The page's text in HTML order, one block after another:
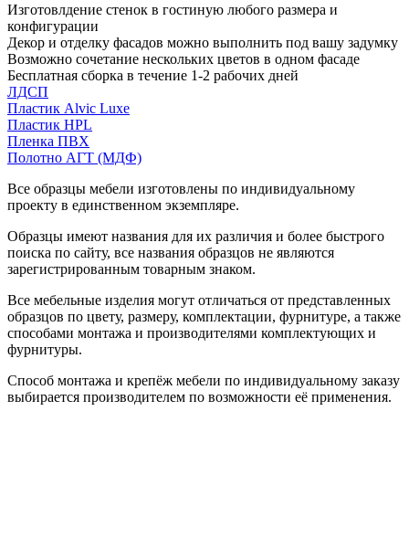
Изготовлдение стенок в гостиную любого размера и
конфигурации
Декор и отделку фасадов можно выполнить под вашу задумку
Возможно сочетание нескольких цветов в одном фасаде
Бесплатная сборка в течение 1-2 рабочих дней
ЛДСП
Пластик Alvic Luxe
Пластик HPL
Пленка ПВХ
Полотно АГТ (МДФ)
Все образцы мебели изготовлены по индивидуальному
проекту в единственном экземпляре.
Образцы имеют названия для их различия и более быстрого
поиска по сайту, все названия образцов не являются
зарегистрированным товарным знаком.
Все мебельные изделия могут отличаться от представленных
образцов по цвету, размеру, комплектации, фурнитуре, а также
способами монтажа и производителями комплектующих и
фурнитуры.
Способ монтажа и крепёж мебели по индивидуальному заказу
выбирается производителем по возможности её применения.